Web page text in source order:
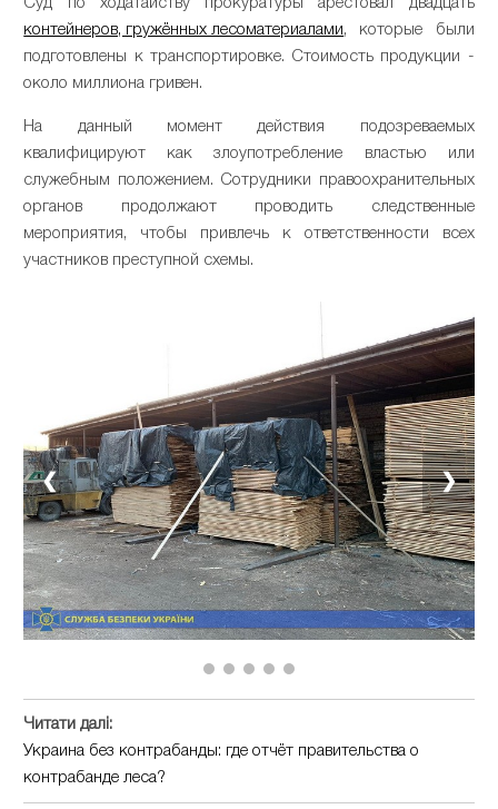
Суд по ходатайству прокуратуры арестовал двадцать
контейнеров, гружённых лесоматериалами, которые были
подготовлены к транспортировке. Стоимость продукции -
около миллиона гривен.
На данный момент действия подозреваемых
квалифицируют как злоупотребление властью или
служебным положением. Сотрудники правоохранительных
органов продолжают проводить следственные
мероприятия, чтобы привлечь к ответственности всех
участников преступной схемы.
❮ ❯
Читати далі:
Украина без контрабанды: где отчёт правительства о
контрабанде леса?